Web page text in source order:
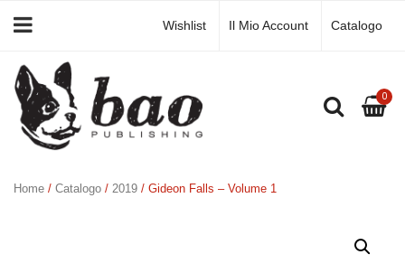
Wishlist Il Mio Account Catalogo
0
Home / Catalogo / 2019 / Gideon Falls – Volume 1